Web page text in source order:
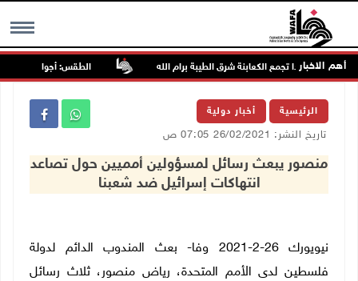
MENU أهم الاخبار
مجددا تجمع الكعابنة شرق الطيبة برام الله الطقس: أجواء صافية
الرئيسية أخبار دولية
تاريخ النشر: 26/02/2021 07:05 ص
منصور يبعث رسائل لمسؤولين أمميين حول تصاعد
انتهاكات إسرائيل ضد شعبنا
نيويورك 26-2-2021 وفا- بعث المندوب الدائم لدولة
فلسطين لدى الأمم المتحدة، رياض منصور، ثلاث رسائل